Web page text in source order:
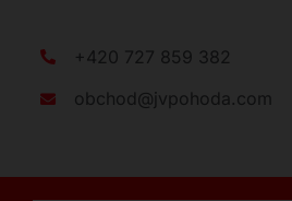
+420 727 859 382
obchod@jvpohoda.com